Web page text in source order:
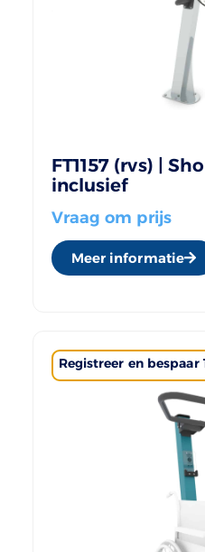
FT1157 (rvs) |
inclusief
Vraag om prijs
Meer informatie
Registreer en bespaar